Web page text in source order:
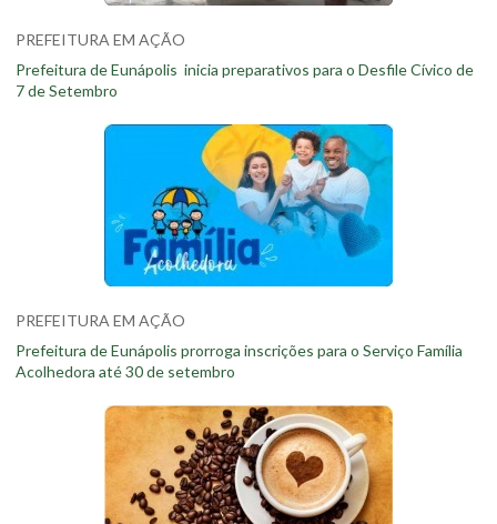
PREFEITURA EM AÇÃO
Prefeitura de Eunápolis inicia preparativos para o Desfile Cívico de
7 de Setembro
PREFEITURA EM AÇÃO
Prefeitura de Eunápolis prorroga inscrições para o Serviço Família
Acolhedora até 30 de setembro